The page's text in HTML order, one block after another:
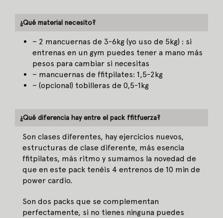
¿Qué material necesito?
– 2 mancuernas de 3-6kg (yo uso de 5kg) : si
entrenas en un gym puedes tener a mano más
pesos para cambiar si necesitas
– mancuernas de ffitpilates: 1,5-2kg
– (opcional) tobilleras de 0,5-1kg
¿Qué diferencia hay entre el pack ffitfuerza?
Son clases diferentes, hay ejercicios nuevos,
estructuras de clase diferente, más esencia
ffitpilates, más ritmo y sumamos la novedad de
que en este pack tenéis 4 entrenos de 10 min de
power cardio.
Son dos packs que se complementan
perfectamente, si no tienes ninguna puedes